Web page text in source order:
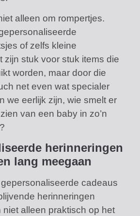
alleen om rompertjes.
of zelfs kleine
zijn stuk voor stuk items die
worden, maar door die
net even wat specialer
we eerlijk zijn, wie smelt er
van een baby in zo’n
herinneringen
lang meegaan
cadeaus
herinneringen
niet alleen praktisch op het